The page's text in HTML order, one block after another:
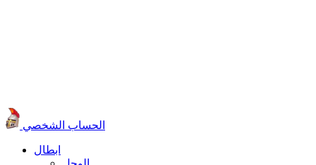
الحساب الشخصي
ابطال